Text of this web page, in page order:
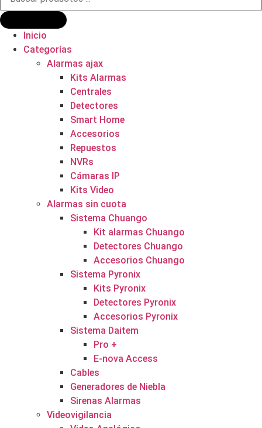
productos
Inicio
Categorías
Alarmas ajax
Kits Alarmas
Centrales
Detectores
Smart Home
Accesorios
Repuestos
NVRs
Cámaras IP
Kits Video
Alarmas sin cuota
Sistema Chuango
Kit alarmas Chuango
Detectores Chuango
Accesorios Chuango
Sistema Pyronix
Kits Pyronix
Detectores Pyronix
Accesorios Pyronix
Sistema Daitem
Pro +
E-nova Access
Cables
Generadores de Niebla
Sirenas Alarmas
Videovigilancia